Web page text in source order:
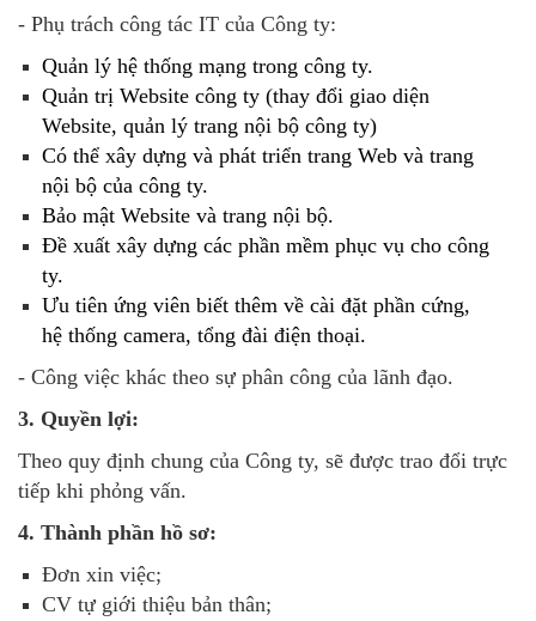
- Phụ trách công tác IT của Công ty:
Quản lý hệ thống mạng trong công ty.
Quản trị Website công ty (thay đổi giao diện
Website, quản lý trang nội bộ công ty)
Có thể xây dựng và phát triển trang Web và trang
nội bộ của công ty.
Bảo mật Website và trang nội bộ.
Đề xuất xây dựng các phần mềm phục vụ cho công
ty.
Ưu tiên ứng viên biết thêm về cài đặt phần cứng,
hệ thống camera, tổng đài điện thoại.
- Công việc khác theo sự phân công của lãnh đạo.
3. Quyền lợi:
Theo quy định chung của Công ty, sẽ được trao đổi trực
tiếp khi phỏng vấn.
4. Thành phần hồ sơ:
Đơn xin việc;
CV tự giới thiệu bản thân;